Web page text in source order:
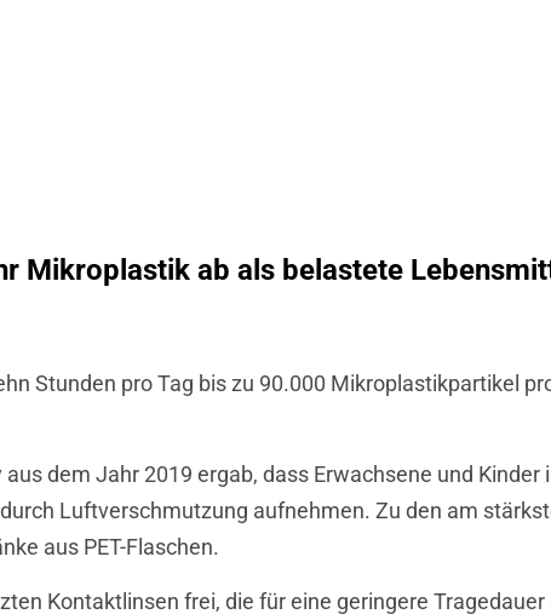
Mikroplastik ab als belastete
Stunden pro Tag bis zu 90.000 Mikroplastikpartikel
dem Jahr 2019 ergab, dass Erwachsene und Kinder
Luftverschmutzung aufnehmen. Zu den am
aus PET-Flaschen.
Kontaktlinsen frei, die für eine geringere